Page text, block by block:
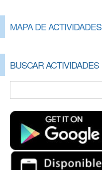
MAPA DE ACTIVIDADES
BUSCAR ACTIVIDADES